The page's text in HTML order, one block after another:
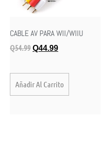
CABLE AV PARA WII/WIIU
Q54.99 Q44.99
Añadir Al Carrito